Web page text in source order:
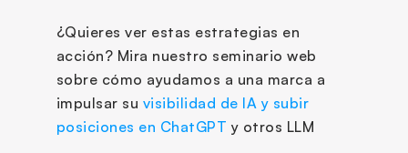
¿Quieres ver estas estrategias en
acción? Mira nuestro seminario web
sobre cómo ayudamos a una marca a
impulsar su visibilidad de IA y subir
posiciones en ChatGPT y otros LLM